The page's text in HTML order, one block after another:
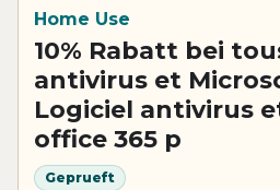
Home Use
10% Rabatt bei
antivirus et
Logiciel antivirus
office 365 p
Geprueft